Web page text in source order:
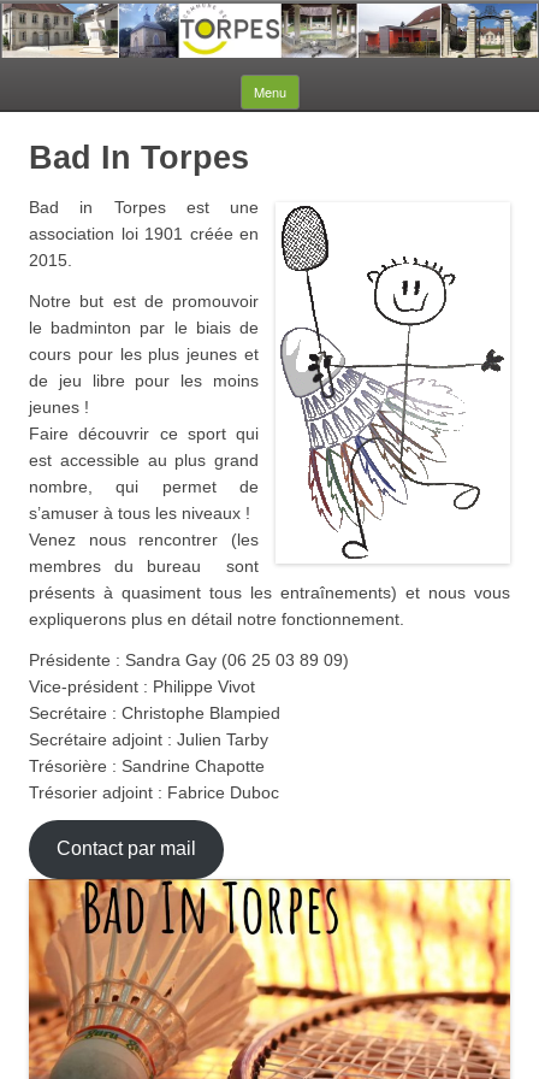
Menu Aller au contenu
Bad In Torpes
Bad in Torpes est une
association loi 1901 créée en
2015.
Notre but est de promouvoir
le badminton par le biais de
cours pour les plus jeunes et
de jeu libre pour les moins
jeunes !
Faire découvrir ce sport qui
est accessible au plus grand
nombre, qui permet de
s’amuser à tous les niveaux !
Venez nous rencontrer (les
membres du bureau sont
présents à quasiment tous les entraînements) et nous vous
expliquerons plus en détail notre fonctionnement.​
Présidente : Sandra Gay (06 25 03 89 09)
Vice-président : Philippe Vivot
Secrétaire : Christophe Blampied
Secrétaire adjoint : Julien Tarby
Trésorière : Sandrine Chapotte
Trésorier adjoint : Fabrice Duboc
Contact par mail